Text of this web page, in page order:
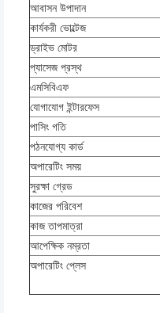
আবাসন উপাদান
কার্যকরী ভোল্টেজ
ড্রাইভ মোটর
প্যাসেজ প্রস্থ
এমসিবিএফ
যোগাযোগ ইন্টারফেস
পাসিং গতি
পঠনযোগ্য কার্ড
অপারেটিং সময়
সুরক্ষা গ্রেড
কাজের পরিবেশ
কাজ তাপমাত্রা
আপেক্ষিক নম্রতা
অপারেটিং প্লেস